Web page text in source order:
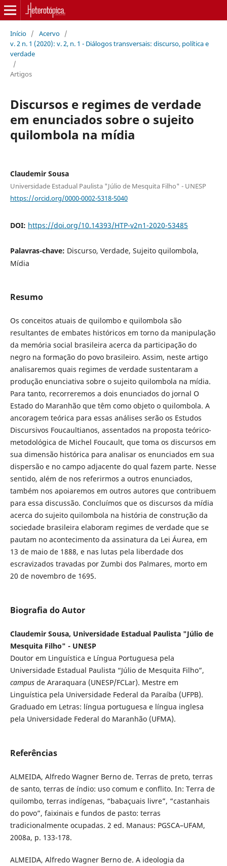
Início / Acervo /
v. 2 n. 1 (2020): v. 2, n. 1 - Diálogos transversais: discurso, política e
verdade
/
Artigos
Discursos e regimes de verdade
em enunciados sobre o sujeito
quilombola na mídia
Claudemir Sousa
Universidade Estadual Paulista "Júlio de Mesquita Filho" - UNESP
https://orcid.org/0000-0002-5318-5040
DOI: https://doi.org/10.14393/HTP-v2n1-2020-53485
Palavras-chave: Discurso, Verdade, Sujeito quilombola,
Mídia
Resumo
Os conceitos atuais de quilombo e quilombola são
resultantes de embates históricos em torno da manipulação
da memória social brasileira acerca da participação do
negro na formação do povo brasileiro. Assim, neste artigo
analisaremos quais regimes de verdade sustentaram a
produção enunciativa sobre o sujeito quilombola na mídia.
Para tanto, recorreremos a dois enunciados do jornal O
Estado do Maranhão que têm como objeto o quilombola. A
ancoragem teórica para essas análises serão os Estudos
Discursivos Foucaultianos, assentados na proposta teórico-
metodológica de Michel Foucault, que toma os discursos em
sua dimensão histórica para analisar os enunciados em sua
dispersão e no campo adjacente do qual fazem parte. Nesse
sentido, além de nos referirmos a outros enunciados,
também nos apoiaremos em outros autores que contribuem
para essa discussão. Concluímos que os discursos da mídia
acerca do sujeito quilombola na história de construção da
sociedade brasileira elaboram regimes de verdade que se
pautam no acontecimento da assinatura da Lei Áurea, em
13 de maio de 1888, e nas lutas pela liberdade dos
escravizados travadas por Zumbi dos Palmares, morto em
20 de novembro de 1695.
Biografia do Autor
Claudemir Sousa, Universidade Estadual Paulista "Júlio de
Mesquita Filho" - UNESP
Doutor em Linguística e Língua Portuguesa pela
Universidade Estadual Paulista “Júlio de Mesquita Filho”,
campusde Araraquara (UNESP/FCLar). Mestre em
Linguística pela Universidade Federal da Paraíba (UFPB).
Graduado em Letras: língua portuguesa e língua inglesa
pela Universidade Federal do Maranhão (UFMA).
Referências
ALMEIDA, Alfredo Wagner Berno de. Terras de preto, terras
de santo, terras de índio: uso comum e conflito. In: Terra de
quilombo, terras indígenas, “babaçuais livre”, “castanhais
do povo”, faixinais e fundos de pasto: terras
tradicionalmente ocupadas. 2 ed. Manaus: PGSCA–UFAM,
2008a, p. 133-178.
ALMEIDA, Alfredo Wagner Berno de. A ideologia da